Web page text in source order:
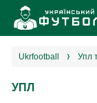
ukrfootball упл
УПЛ